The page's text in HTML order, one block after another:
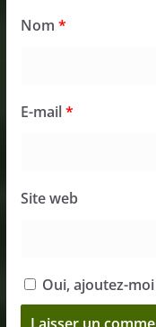
Nom *
E-mail*
Site web
Oui, ajoutez-